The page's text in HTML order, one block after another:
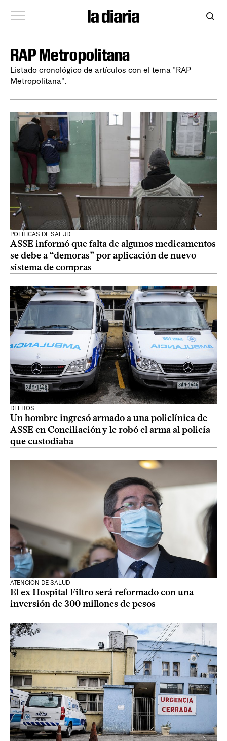
RAP Metropolitana
Listado cronológico de artículos con el tema "RAP
Metropolitana".
POLÍTICAS DE SALUD
ASSE informó que falta de algunos medicamentos
se debe a “demoras” por aplicación de nuevo
sistema de compras
DELITOS
Un hombre ingresó armado a una policlínica de
ASSE en Conciliación y le robó el arma al policía
que custodiaba
ATENCIÓN DE SALUD
El ex Hospital Filtro será reformado con una
inversión de 300 millones de pesos